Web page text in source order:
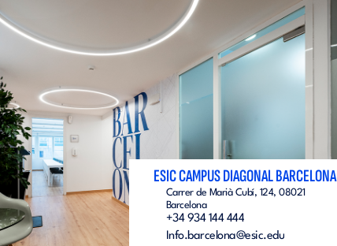
ESIC CAMPUS DIAGONAL BARCELONA
Carrer de Marià Cubí, 124, 08021
Barcelona
+34 934 144 444
Info.barcelona@esic.edu